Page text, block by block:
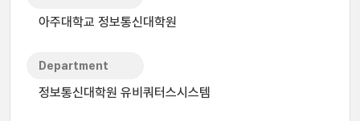
아주대학교 정보통신대학원
Department
정보통신대학원 유비쿼터스시스템